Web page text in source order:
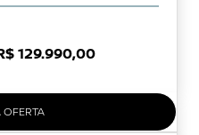
129.990,00